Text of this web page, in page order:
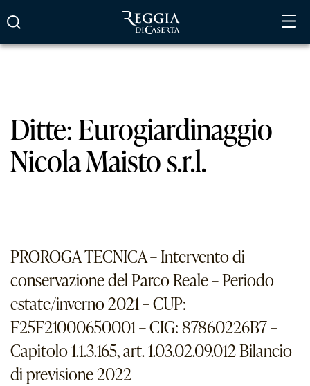
contenuto
Ditte:Eurogiardinaggio
Nicola Maisto s.r.l.
PROROGA TECNICA – Intervento di
conservazione del Parco Reale – Periodo
estate/inverno 2021 – CUP:
F25F21000650001 – CIG: 87860226B7 –
Capitolo 1.1.3.165, art. 1.03.02.09.012 Bilancio
di previsione 2022